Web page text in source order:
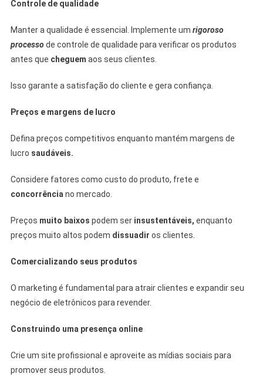
Controle de qualidade
Manter a qualidade é essencial. Implemente um rigoroso
processode controle de qualidade para verificar os produtos
antes que cheguem aos seus clientes.
Isso garante a satisfação do cliente e gera confiança.
Preços e margens de lucro
Defina preços competitivos enquanto mantém margens de
lucro saudáveis.
Considere fatores como custo do produto, frete e
concorrência no mercado.
Preços muito baixos podem ser insustentáveis, enquanto
preços muito altos podem dissuadir os clientes.
Comercializando seus produtos
O marketing é fundamental para atrair clientes e expandir seu
negócio de eletrônicos para revender.
Construindo uma presença online
Crie um site profissional e aproveite as mídias sociais para
promover seus produtos.